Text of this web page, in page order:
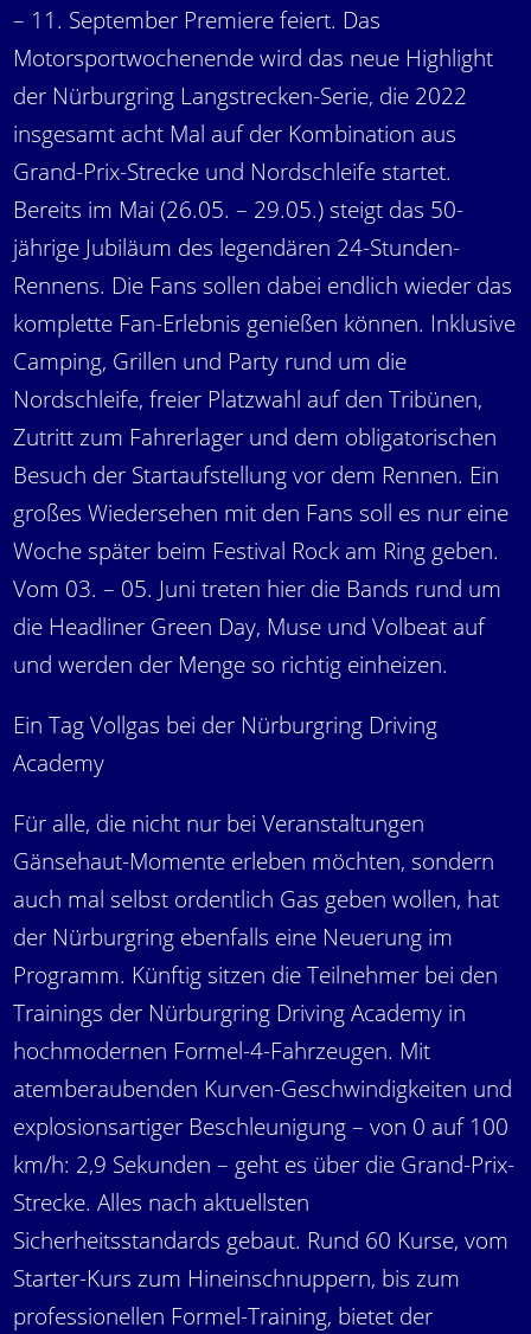
– 11. September Premiere feiert. Das
Motorsportwochenende wird das neue Highlight
der Nürburgring Langstrecken-Serie, die 2022
insgesamt acht Mal auf der Kombination aus
Grand-Prix-Strecke und Nordschleife startet.
Bereits im Mai (26.05. – 29.05.) steigt das 50-
jährige Jubiläum des legendären 24-Stunden-
Rennens. Die Fans sollen dabei endlich wieder das
komplette Fan-Erlebnis genießen können. Inklusive
Camping, Grillen und Party rund um die
Nordschleife, freier Platzwahl auf den Tribünen,
Zutritt zum Fahrerlager und dem obligatorischen
Besuch der Startaufstellung vor dem Rennen. Ein
großes Wiedersehen mit den Fans soll es nur eine
Woche später beim Festival Rock am Ring geben.
Vom 03. – 05. Juni treten hier die Bands rund um
die Headliner Green Day, Muse und Volbeat auf
und werden der Menge so richtig einheizen.
Ein Tag Vollgas bei der Nürburgring Driving
Academy
Für alle, die nicht nur bei Veranstaltungen
Gänsehaut-Momente erleben möchten, sondern
auch mal selbst ordentlich Gas geben wollen, hat
der Nürburgring ebenfalls eine Neuerung im
Programm. Künftig sitzen die Teilnehmer bei den
Trainings der Nürburgring Driving Academy in
hochmodernen Formel-4-Fahrzeugen. Mit
atemberaubenden Kurven-Geschwindigkeiten und
explosionsartiger Beschleunigung – von 0 auf 100
km/h: 2,9 Sekunden – geht es über die Grand-Prix-
Strecke. Alles nach aktuellsten
Sicherheitsstandards gebaut. Rund 60 Kurse, vom
Starter-Kurs zum Hineinschnuppern, bis zum
professionellen Formel-Training, bietet der